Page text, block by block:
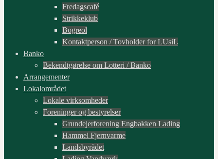
Fredagscafé
Strikkeklub
Bogreol
Kontaktperson / Tovholder for LUsiL
Banko
Bekendtgørelse om Lotteri / Banko
Arrangementer
Lokalområdet
Lokale virksomheder
Foreninger og bestyrelser
Grundejerforening Engbakken Lading
Hammel Fjernvarme
Landsbyrådet